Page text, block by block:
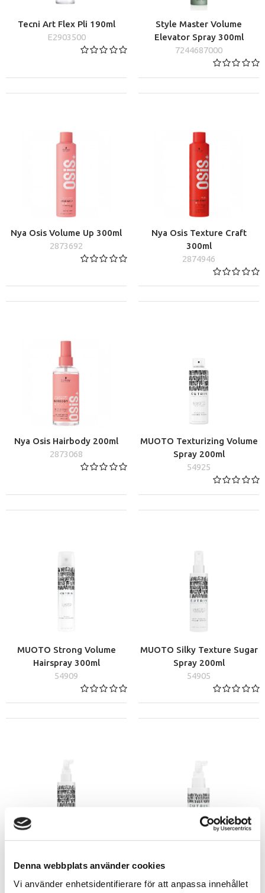
Denna webbplats använder cookies
Vi använder enhetsidentifierare för att anpassa innehållet
Tecni Art Flex Pli 190ml
E2903500
Style Master Volume
Elevator Spray 300ml
7244687000
Nya Osis Volume Up 300ml
2873692
Nya Osis Texture Craft
300ml
2874946
Nya Osis Hairbody 200ml
2873068
MUOTO Texturizing Volume
Spray 200ml
54925
MUOTO Strong Volume
Hairspray 300ml
54909
MUOTO Silky Texture Sugar
Spray 200ml
54905
200ml
54906
54918